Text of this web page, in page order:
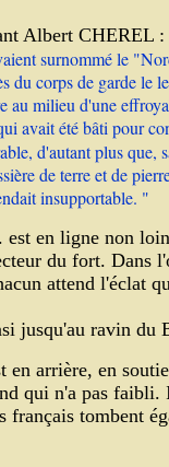
Albert CHEREL :
surnommé le
corps de garde le
au milieu d'une
avait été bâti pour
d'autant plus que,
de terre et de
insupportable. "
en ligne non
du fort. Dans
attend l'éclat
jusqu'au ravin du
arrière, en
qui n'a pas
tombent